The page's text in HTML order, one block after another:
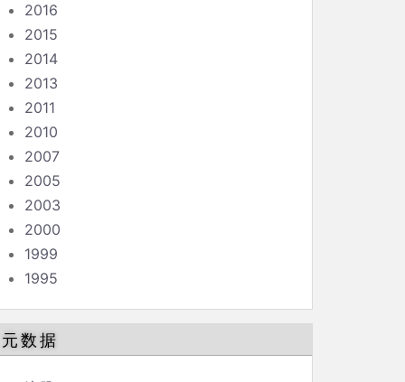
2016
2015
2014
2013
2011
2010
2007
2005
2003
2000
1999
1995
元数据